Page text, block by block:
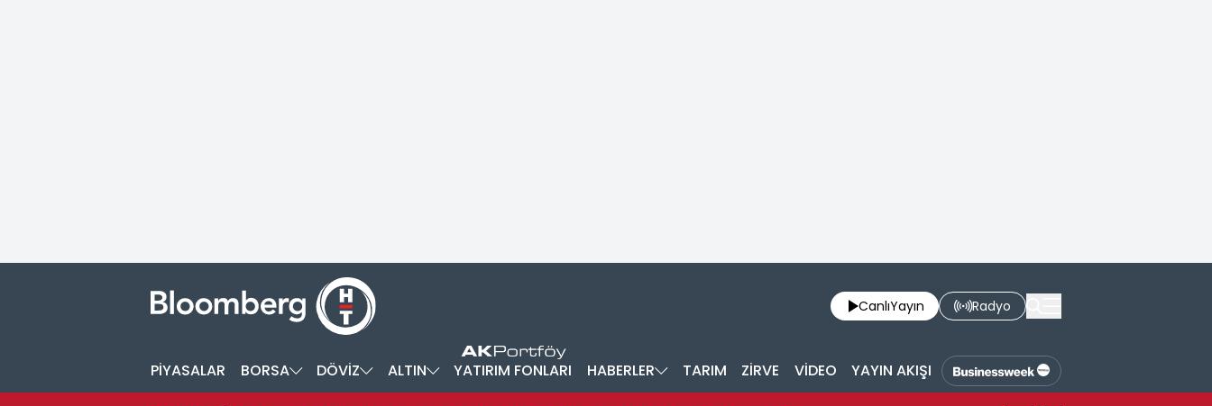
CanlıYayın Radyo
PİYASALAR BORSA DÖVİZ ALTIN YATIRIM FONLARI HABERLER TARIM ZİRVE VİDEO YAYIN AKIŞI